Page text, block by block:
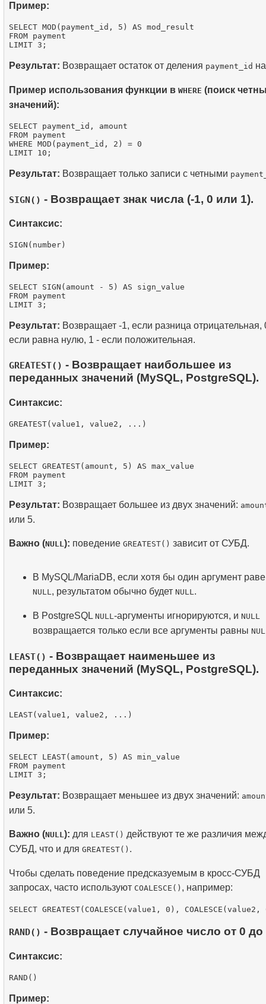
Пример:
SELECT MOD(payment_id, 5) AS mod_result
FROM payment
Результат: Возвращает остаток от деления payment_id
Пример использования функции в WHERE (поиск
значений):
SELECT payment_id, amount
FROM payment
WHERE MOD(payment_id, 2) = 0
Результат: Возвращает только записи с четными
SIGN() - Возвращает знак числа (-1, 0 или 1).
Синтаксис:
Пример:
SELECT SIGN(amount - 5) AS sign_value
FROM payment
Результат: Возвращает -1, если разница отрицательная,
если равна нулю, 1 - если положительная.
GREATEST() - Возвращает наибольшее из
переданных значений (MySQL, PostgreSQL).
Синтаксис:
Пример:
SELECT GREATEST(amount, 5) AS max_value
FROM payment
Результат: Возвращает большее из двух значений:
или 5.
Важно (NULL ): поведение GREATEST() зависит от СУБД.
В MySQL/MariaDB, если хотя бы один аргумент
NULL , результатом обычно будет NULL .
В PostgreSQL NULL -аргументы игнорируются, и NULL
возвращается только если все аргументы равны
LEAST() - Возвращает наименьшее из
переданных значений (MySQL, PostgreSQL).
Синтаксис:
Пример:
SELECT LEAST(amount, 5) AS min_value
FROM payment
Результат: Возвращает меньшее из двух значений:
или 5.
Важно (NULL): для LEAST() действуют те же различия
СУБД, что и для GREATEST() .
Чтобы сделать поведение предсказуемым в кросс-СУБД
запросах, часто используют COALESCE() , например:
RAND() - Возвращает случайное число от 0 до
Синтаксис:
Пример: